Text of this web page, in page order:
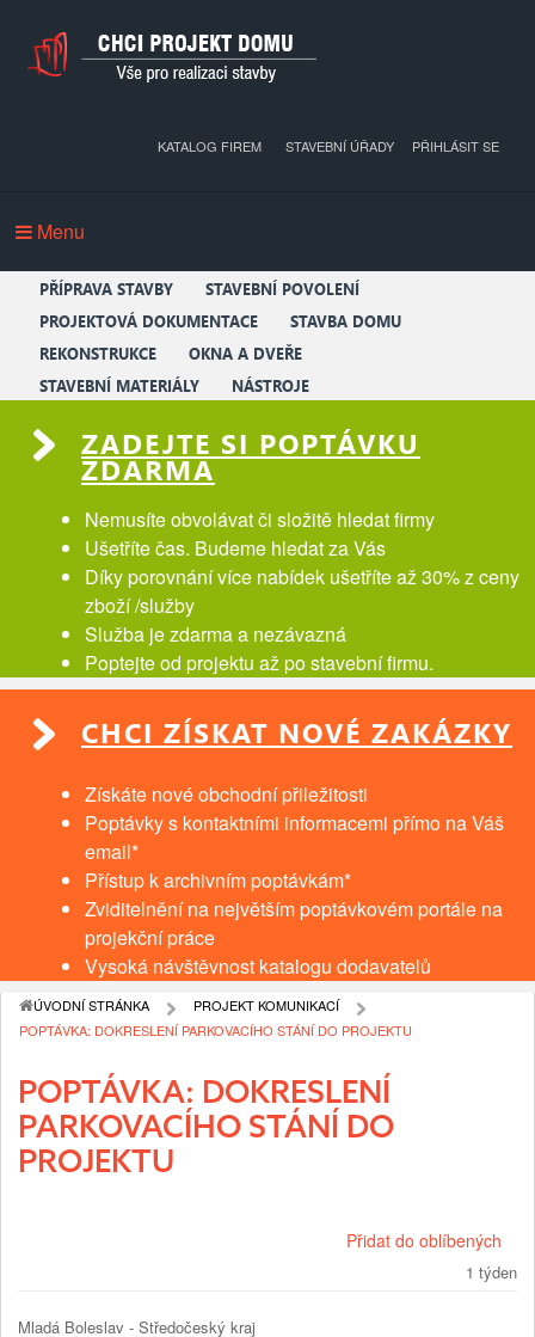
PŘIHLÁSIT SE
KATALOG FIREM STAVEBNÍ ÚŘADY
Menu
PŘÍPRAVA STAVBY
STAVEBNÍ POVOLENÍ
PROJEKTOVÁ DOKUMENTACE
STAVBA DOMU
REKONSTRUKCE
OKNA A DVEŘE
STAVEBNÍ MATERIÁLY
NÁSTROJE
ZADEJTE SI POPTÁVKU
ZDARMA
Nemusíte obvolávat či složitě hledat firmy
Ušetříte čas. Budeme hledat za Vás
Díky porovnání více nabídek ušetříte až 30% z ceny
zboží /služby
Služba je zdarma a nezávazná
Poptejte od projektu až po stavební firmu.
CHCI ZÍSKAT NOVÉ ZAKÁZKY
Získáte nové obchodní přiležitosti
Poptávky s kontaktními informacemi přímo na Váš
email*
Přístup k archivním poptávkám*
Zviditelnění na největším poptávkovém portále na
projekční práce
Vysoká návštěvnost katalogu dodavatelů
ÚVODNÍ STRÁNKA
PROJEKT KOMUNIKACÍ
POPTÁVKA: DOKRESLENÍ PARKOVACÍHO STÁNÍ DO PROJEKTU
POPTÁVKA: DOKRESLENÍ
PARKOVACÍHO STÁNÍ DO
PROJEKTU
Přidat do oblíbených
1 týden
Mladá Boleslav - Středočeský kraj